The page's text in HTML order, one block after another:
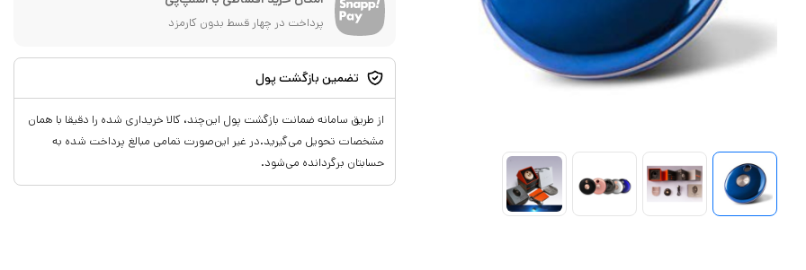
پرداخت در چهار قسط بدون کارمزد
تضمین بازگشت پول
از طریق سامانه ضمانت بازگشت پول این‌چند، کالا خریداری شده را دقیقا با همان
مشخصات تحویل می‌گیرید.در غیر این‌صورت تمامی مبالغ پرداخت شده به
حسابتان برگردانده می‌شود.